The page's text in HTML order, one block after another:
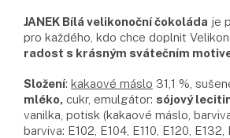
JANEK Bílá velikonoční čokoláda je
pro každého, kdo chce doplnit
radost s krásným svátečním
Složení: kakaové máslo 31,1 %,
mléko, cukr, emulgátor: sójový
vanilka, potisk (kakaové máslo,
barviva: E102, E104, E110, E120, E132,